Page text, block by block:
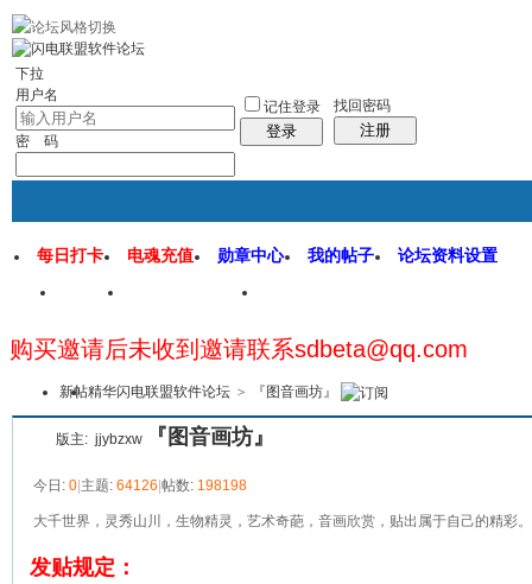
下拉
用户名
密 码
记住登录
登录
找回密码
注册
首页 闪电联盟论坛
每日打卡 电魂充值 勋章中心 我的帖子 论坛资料设置
购买邀请后未收到邀请联系sdbeta@qq.com
新帖精华闪电联盟软件论坛 > 『图音画坊』
版主: jjybzxw 『图音画坊』
今日: 0|主题: 64126|帖数: 198198
大千世界，灵秀山川，生物精灵，艺术奇葩，音画欣赏，贴出属于自己的精彩。
发贴规定：